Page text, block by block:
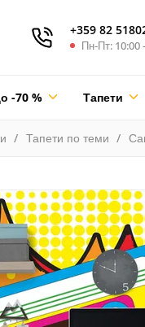
+359 82
Пн-Пт: 10:00
-70 % Тапети
Тапети по теми